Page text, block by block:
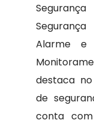
Alarme e
destaca
de
conta